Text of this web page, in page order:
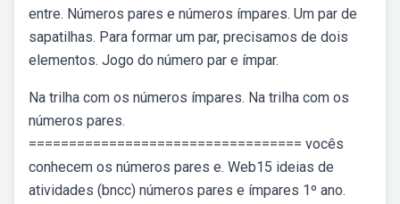
entre. Números pares e números ímpares. Um par de
sapatilhas. Para formar um par, precisamos de dois
elementos. Jogo do número par e ímpar.
Na trilha com os números ímpares. Na trilha com os
números pares.
================================== vocês
conhecem os números pares e. Web15 ideias de
atividades (bncc) números pares e ímpares 1º ano.